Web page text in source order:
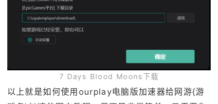
7 Days Blood Moons下载
以上就是如何使用ourplay电脑版加速器给网游{游